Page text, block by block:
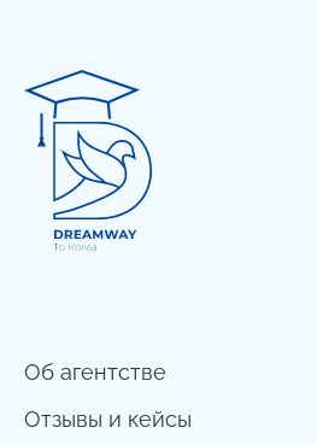
Об агентстве
Отзывы и кейсы